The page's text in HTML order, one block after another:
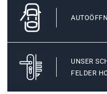
UNSER
FELDER